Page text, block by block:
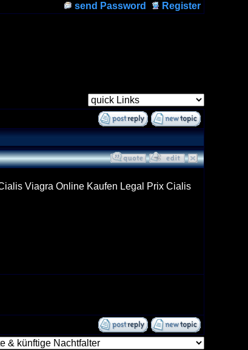
send Password Register
Viagra Online Kaufen Legal Prix Cialis